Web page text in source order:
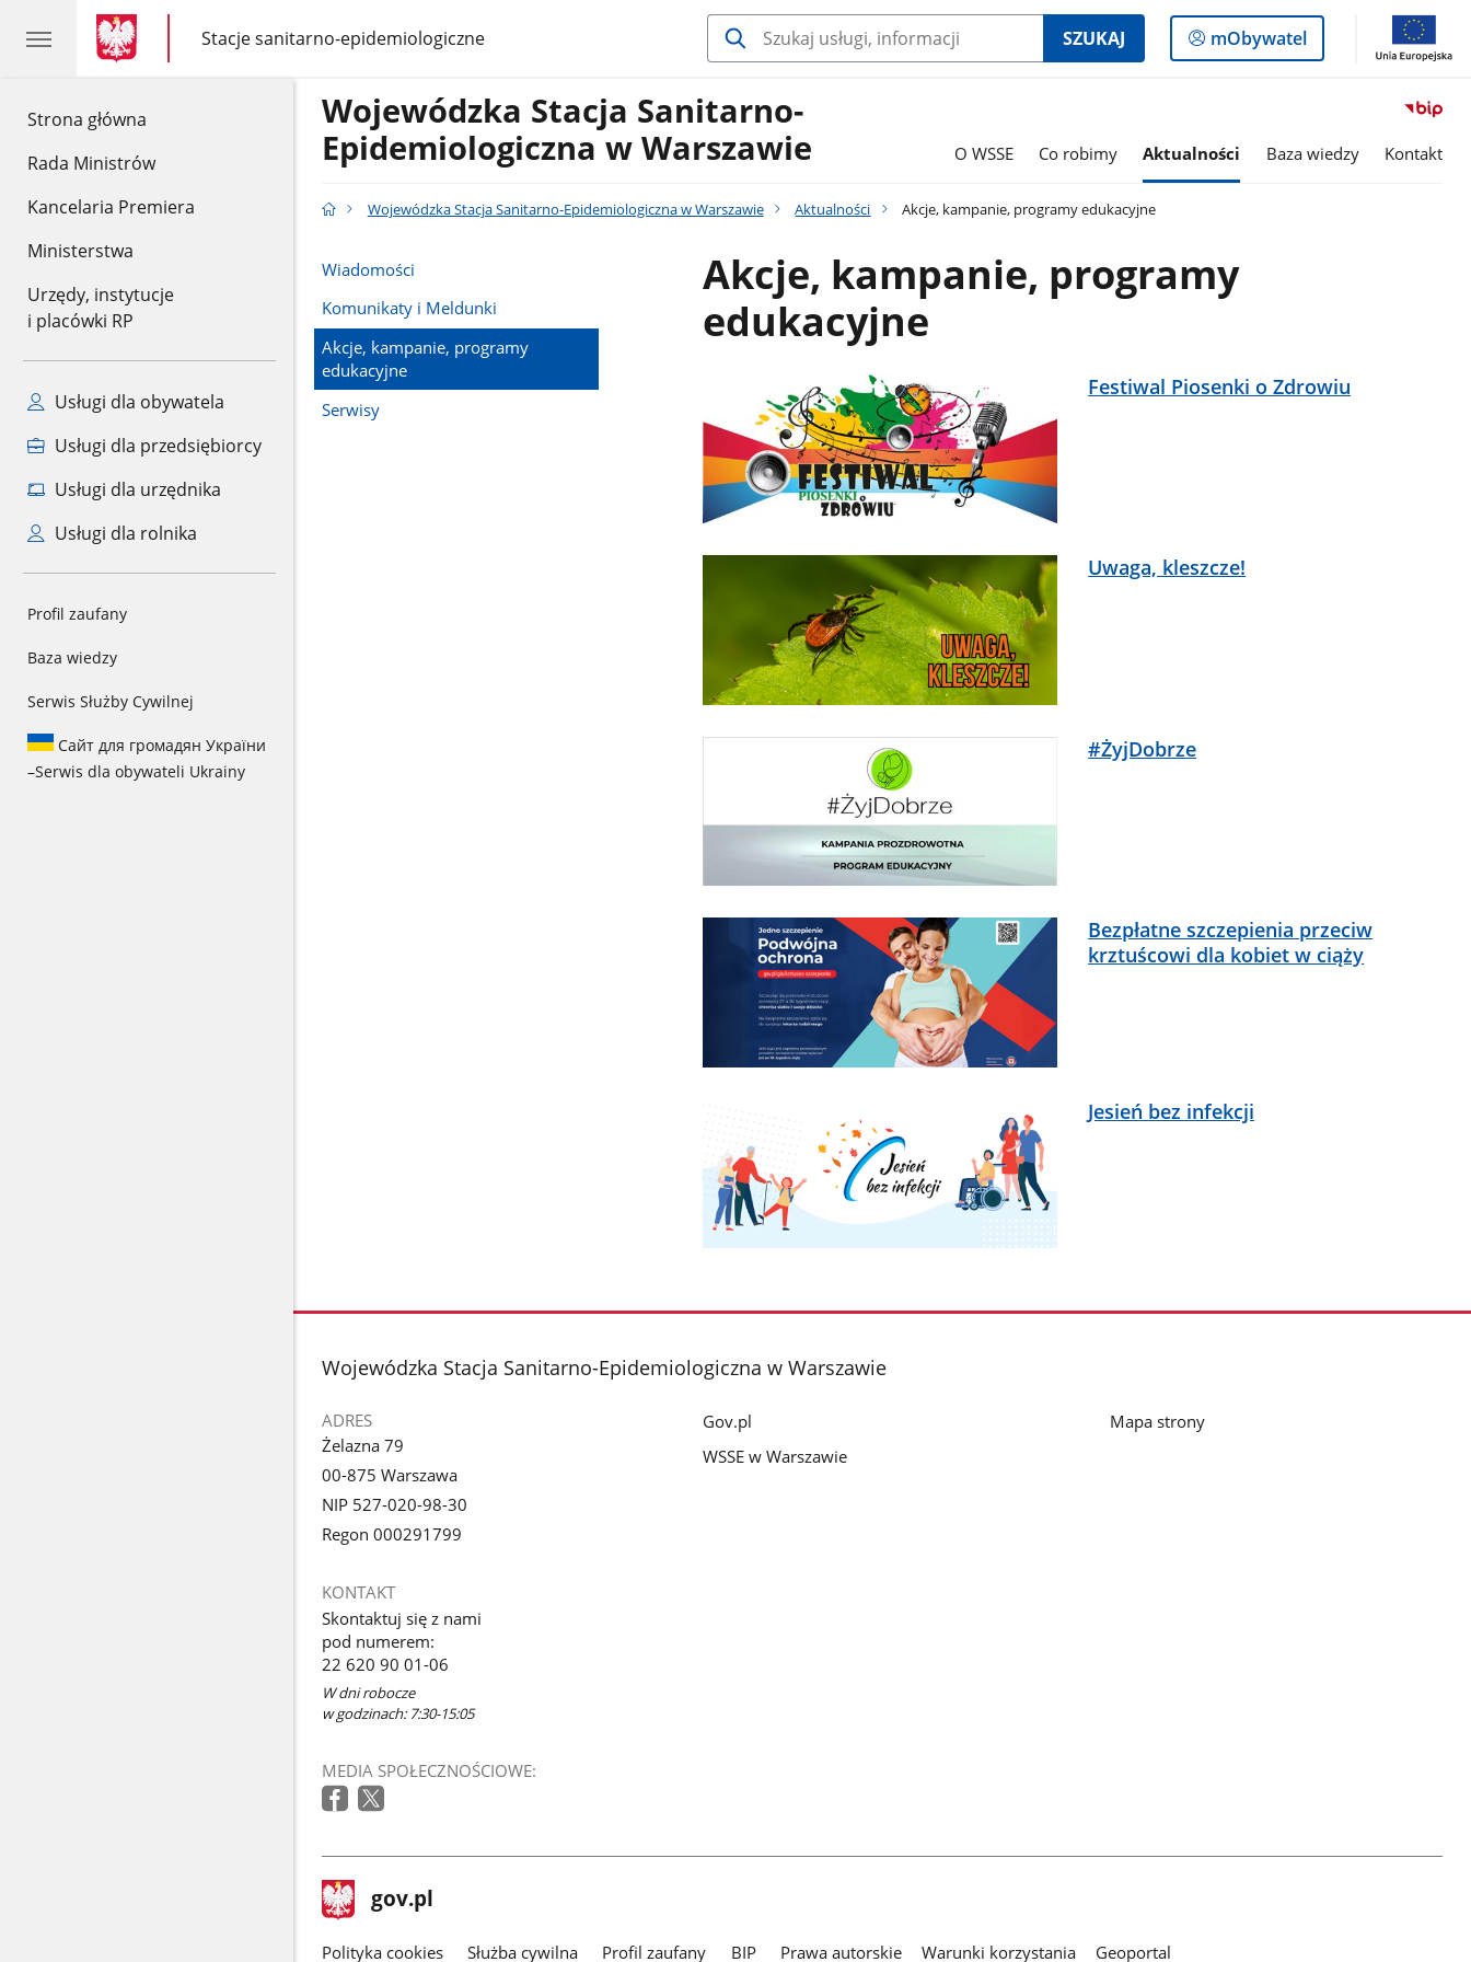
Strona główna
Rada Ministrów
Kancelaria Premiera
Ministerstwa
Urzędy, instytucje
i placówki RP
Usługi dla obywatela
Usługi dla przedsiębiorcy
Usługi dla urzędnika
Usługi dla rolnika
Profil zaufany
Baza wiedzy
Serwis Służby Cywilnej
Сайт для громадян України
–Serwis dla obywateli Ukrainy
gov.pl
gov.pl
Stacje sanitarno-epidemiologiczne
gov.pl
Stacje
sanitarno-
epidemiologiczne
SZUKAJ
Logowanie
do
mObywatel
Wojewódzka Stacja Sanitarno-
Epidemiologiczna w Warszawie
O WSSE Co robimy Aktualności Baza wiedzy Kontakt
Wojewódzka Stacja Sanitarno-Epidemiologiczna w Warszawie Aktualności Akcje, kampanie, programy edukacyjne
Wiadomości
Komunikaty i Meldunki
Akcje, kampanie, programy
edukacyjne
Serwisy
Akcje, kampanie, programy
edukacyjne
Festiwal Piosenki o Zdrowiu
Uwaga, kleszcze!
#ŻyjDobrze
Bezpłatne szczepienia przeciw
krztuścowi dla kobiet w ciąży
Jesień bez infekcji
stopka
Wojewódzka Stacja Sanitarno-Epidemiologiczna w Warszawie
ADRES
Żelazna 79
00-875 Warszawa
NIP 527-020-98-30
Regon 000291799
KONTAKT
Skontaktuj się z nami
pod numerem:
22 620 90 01-06
W dni robocze
w godzinach: 7:30-15:05
MEDIA SPOŁECZNOŚCIOWE:
Gov.pl
WSSE w Warszawie
Mapa strony
stopka
gov.pl Strona
gov.pl
gov.pl
Polityka cookies Służba cywilna Profil zaufany BIP Prawa autorskie Warunki korzystania Geoportal